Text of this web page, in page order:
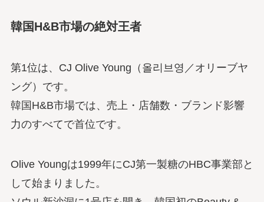
韓国H&B市場の絶対王者
第1位は、CJ Olive Young（올리브영／オリーブヤ
ング）です。
韓国H&B市場では、売上・店舗数・ブランド影響
力のすべてで首位です。
Olive Youngは1999年にCJ第一製糖のHBC事業部と
して始まりました。